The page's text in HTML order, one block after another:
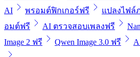
AI
พรอมต์ฟิกเกอร์ฟรี แปลงไฟล์
อมต์ฟรี
AI ตรวจสอบเพลงฟรี
Image 2 ฟรี
Qwen Image 3.0 ฟรี